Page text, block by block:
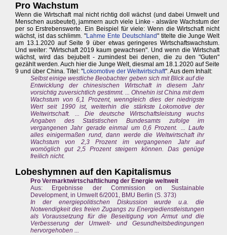
Pro Wachstum
Wenn die Wirtschaft mal nicht richtig doll wächst (und dabei Umwelt und
Menschen ausbeutet), jammern auch viele Linke - alswäre Wachstum der
per so Erstrebenswerte. Ein Beispiel für viele: Wenn die Wirtschaft nicht
wächst, ist das schlimm. "Lahme Ente Deutschland" titelte die Junge Welt
am 13.1.2020 auf Seite 9 über etwas geringeres Wirtschaftswachstum.
Und weiter: "Wirtschaft 2019 kaum gewachsen". Und wenn die Wirtschaft
wächst, wird das bejubelt - zumindest bei denen, die zu den "Guten"
gezählt werden. Auch hier die Junge Welt, diesmal am 18.1.2020 auf Seite
9 und über China. Titel: "Lokomotive der Weltwirtschaft". Aus dem Inhalt:
Selbst einige westliche Beobachter geben sich mit Blick auf die
Entwicklung der chinesischen Wirtschaft in diesem Jahr
vorsichtig zuversichtlich gestimmt. ... Ohnehin ist China mit dem
Wachstum von 6,1 Prozent, wenngleich dies der niedrigste
Wert seit 1990 ist, weiterhin die stärkste Lokomotive der
Weltwirtschaft. ... Die deutsche Wirtschaftsleistung wuchs
Angaben des Statistischen Bundesamts zufolge im
vergangenen Jahr gerade einmal um 0,6 Prozent. ... Laufe
alles einigermaßen rund, dann werde die Weltwirtschaft ihr
Wachstum von 2,3 Prozent im vergangenen Jahr auf
womöglich gut 2,5 Prozent steigern können. Das genüge
freilich nicht.
Lobeshymnen auf den Kapitalismus
Pro Vermarktwirtschaftlichung der Energie weltweit
Aus: Ergebnisse der Commission on Sustainable
Development, in Umwelt 6/2001, BMU Berlin (S. 373)
In der energiepolitischen Diskussion wurde u.a. die
Notwendigkeit des freien Zugangs zu Energiedienstleistungen
als Voraussetzung für die Beseitigung von Armut und die
Verbesserung der Umwelt- und Gesundheitsbedingungen
hervorgehoben ...